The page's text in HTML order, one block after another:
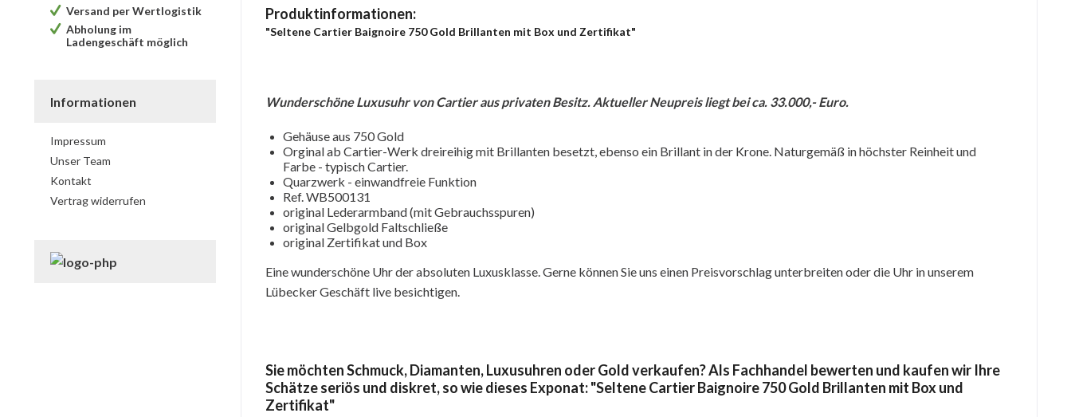
Versand per Wertlogistik
Abholung im
Ladengeschäft möglich
Informationen
Impressum
Unser Team
Kontakt
Vertrag widerrufen
Produktinformationen:
"Seltene Cartier Baignoire 750 Gold Brillanten mit Box und Zertifikat"
Wunderschöne Luxusuhr von Cartier aus privaten Besitz. Aktueller Neupreis liegt bei ca. 33.000,- Euro.
Gehäuse aus 750 Gold
Orginal ab Cartier-Werk dreireihig mit Brillanten besetzt, ebenso ein Brillant in der Krone. Naturgemäß in höchster Reinheit und
Farbe - typisch Cartier.
Quarzwerk - einwandfreie Funktion
Ref. WB500131
original Lederarmband (mit Gebrauchsspuren)
original Gelbgold Faltschließe
original Zertifikat und Box
Eine wunderschöne Uhr der absoluten Luxusklasse. Gerne können Sie uns einen Preisvorschlag unterbreiten oder die Uhr in unserem
Lübecker Geschäft live besichtigen.
Sie möchten Schmuck, Diamanten, Luxusuhren oder Gold verkaufen? Als Fachhandel bewerten und kaufen wir Ihre
Schätze seriös und diskret, so wie dieses Exponat: "Seltene Cartier Baignoire 750 Gold Brillanten mit Box und
Zertifikat"